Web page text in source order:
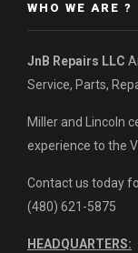
WHO WE ARE ?
JnB Repairs LLC
Service, Parts,
Miller and Lincoln
experience to the
Contact us today
(480) 621-5875
HEADQUARTERS: